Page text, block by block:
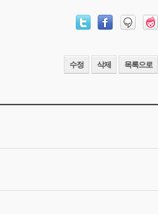
수정 삭제 목록으로